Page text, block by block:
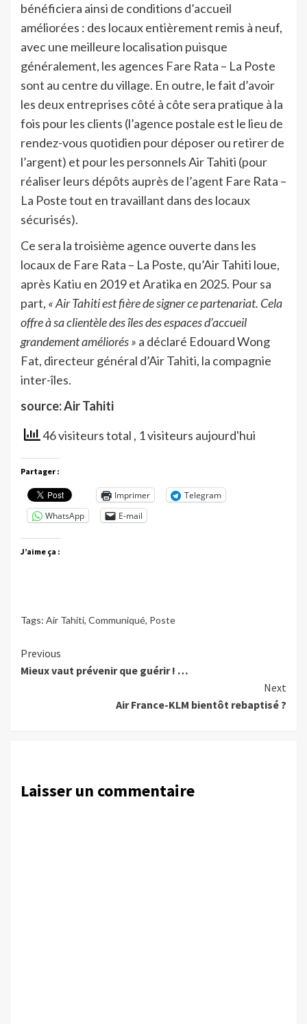
bénéficiera ainsi de conditions d’accueil
améliorées : des locaux entièrement remis à neuf,
avec une meilleure localisation puisque
généralement, les agences Fare Rata – La Poste
sont au centre du village. En outre, le fait d’avoir
les deux entreprises côté à côte sera pratique à la
fois pour les clients (l’agence postale est le lieu de
rendez-vous quotidien pour déposer ou retirer de
l’argent) et pour les personnels Air Tahiti (pour
réaliser leurs dépôts auprès de l’agent Fare Rata –
La Poste tout en travaillant dans des locaux
sécurisés).
Ce sera la troisième agence ouverte dans les
locaux de Fare Rata – La Poste, qu’Air Tahiti loue,
après Katiu en 2019 et Aratika en 2025. Pour sa
part, « Air Tahiti est fière de signer ce partenariat. Cela
offre à sa clientèle des îles des espaces d’accueil
grandement améliorés » a déclaré Edouard Wong
Fat, directeur général d’Air Tahiti, la compagnie
inter-îles.
source: Air Tahiti
46 visiteurs total , 1 visiteurs aujourd'hui
Partager :
Imprimer
Telegram
WhatsApp
E-mail
J’aime ça :
Tags: Air Tahiti, Communiqué, Poste
Continue
Reading
Previous
Mieux vaut prévenir que guérir ! …
Next
Air France-KLM bientôt rebaptisé ?
Laisser un commentaire